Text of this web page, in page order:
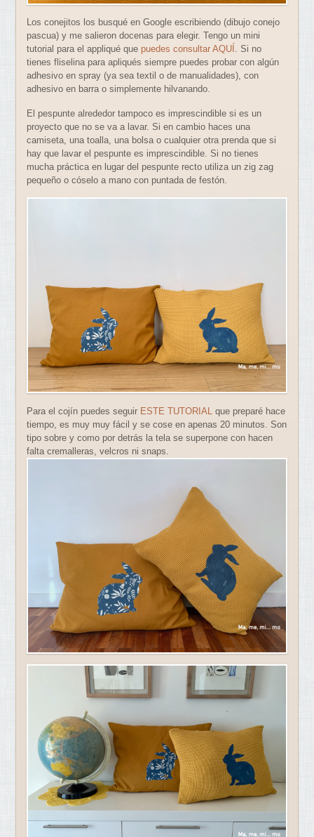
Los conejitos los busqué en Google escribiendo (dibujo conejo
pascua) y me salieron docenas para elegir. Tengo un mini
tutorial para el appliqué que puedes consultar AQUÍ . Si no
tienes fliselina para apliqués siempre puedes probar con algún
adhesivo en spray (ya sea textil o de manualidades), con
adhesivo en barra o simplemente hilvanando.
El pespunte alrededor tampoco es imprescindible si es un
proyecto que no se va a lavar. Si en cambio haces una
camiseta, una toalla, una bolsa o cualquier otra prenda que si
hay que lavar el pespunte es imprescindible. Si no tienes
mucha práctica en lugar del pespunte recto utiliza un zig zag
pequeño o cóselo a mano con puntada de festón.
Para el cojín puedes seguir ESTE TUTORIAL que preparé hace
tiempo, es muy muy fácil y se cose en apenas 20 minutos. Son
tipo sobre y como por detrás la tela se superpone con hacen
falta cremalleras, velcros ni snaps.